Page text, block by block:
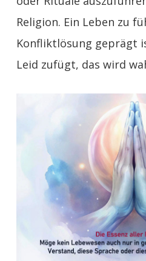
Religion. Ein Leben zu
Konfliktlösung geprägt
Leid zufügt, das wird